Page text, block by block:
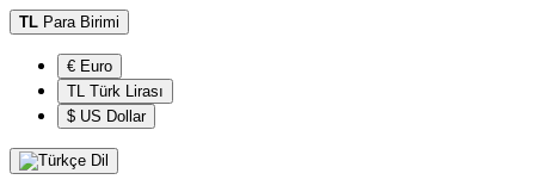
TL Para Birimi
€ Euro
TL Türk Lirası
$ US Dollar
Dil